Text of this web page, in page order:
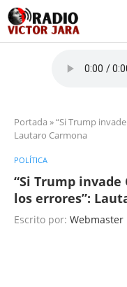
Portada »“Si Trump
Lautaro Carmona
POLÍTICA
“Si Trump
los errores”:
Escrito por: Webmaster